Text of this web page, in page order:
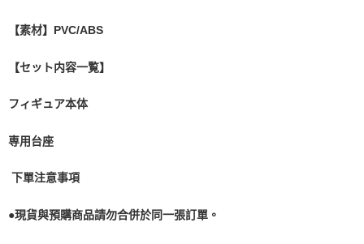
【素材】PVC/ABS
【セット内容一覧】
フィギュア本体
専用台座
下單注意事項
●現貨與預購商品請勿合併於同一張訂單。